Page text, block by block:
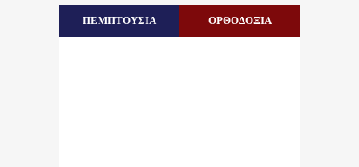
ΠΕΜΠΤΟΥΣΙΑ ΟΡΘΟΔΟΞΙΑ